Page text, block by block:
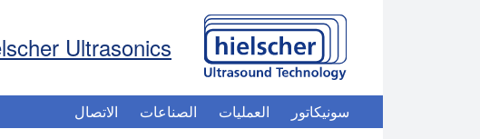
Ultrasonics
سونيكاتور العمليات الصناعات الاتصال